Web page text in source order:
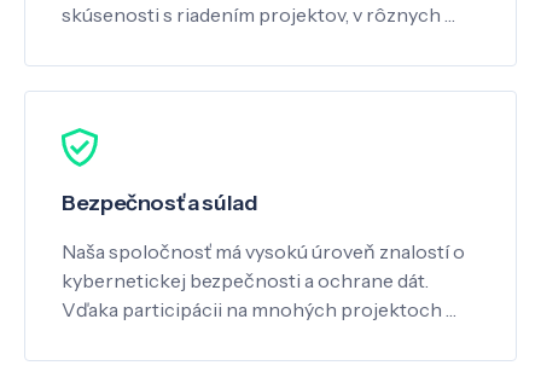
skúsenosti s riadením projektov, v rôznych …
Bezpečnosť a súlad
Naša spoločnosť má vysokú úroveň znalostí o
kybernetickej bezpečnosti a ochrane dát.
Vďaka participácii na mnohých projektoch …